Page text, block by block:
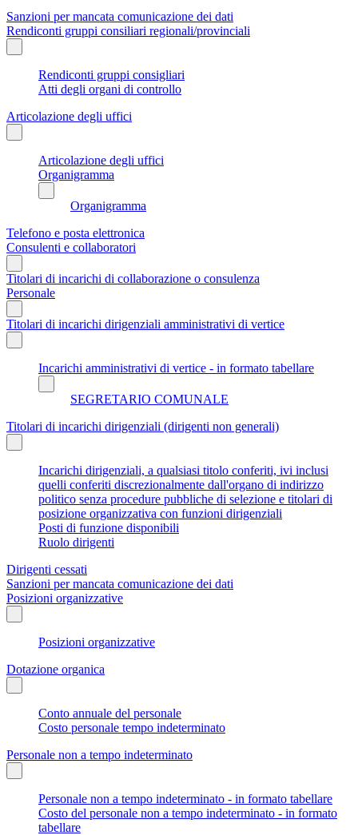
Sanzioni per mancata comunicazione dei dati
Rendiconti gruppi consiliari regionali/provinciali
Rendiconti gruppi consigliari
Atti degli organi di controllo
Articolazione degli uffici
Articolazione degli uffici
Organigramma
Organigramma
Telefono e posta elettronica
Consulenti e collaboratori
Titolari di incarichi di collaborazione o consulenza
Personale
Titolari di incarichi dirigenziali amministrativi di vertice
Incarichi amministrativi di vertice - in formato tabellare
SEGRETARIO COMUNALE
Titolari di incarichi dirigenziali (dirigenti non generali)
Incarichi dirigenziali, a qualsiasi titolo conferiti, ivi inclusi
quelli conferiti discrezionalmente dall'organo di indirizzo
politico senza procedure pubbliche di selezione e titolari di
posizione organizzativa con funzioni dirigenziali
Posti di funzione disponibili
Ruolo dirigenti
Dirigenti cessati
Sanzioni per mancata comunicazione dei dati
Posizioni organizzative
Posizioni organizzative
Dotazione organica
Conto annuale del personale
Costo personale tempo indeterminato
Personale non a tempo indeterminato
Personale non a tempo indeterminato - in formato tabellare
Costo del personale non a tempo indeterminato - in formato
tabellare